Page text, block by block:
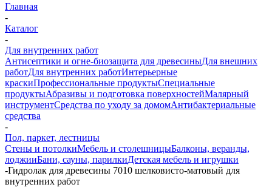
Главная
-
Каталог
-
Для внутренних работ
Антисептики и огне-биозащита для древесиныДля внешних
работДля внутренних работИнтерьерные
краскиПрофессиональные продуктыСпециальные
продуктыАбразивы и подготовка поверхностейМалярный
инструментСредства по уходу за домомАнтибактериальные
средства
-
Пол, паркет, лестницы
Стены и потолкиМебель и столешницыБалконы, веранды,
лоджииБани, сауны, парилкиДетская мебель и игрушки
-Гидролак для древесины 7010 шелковисто-матовый для
внутренних работ